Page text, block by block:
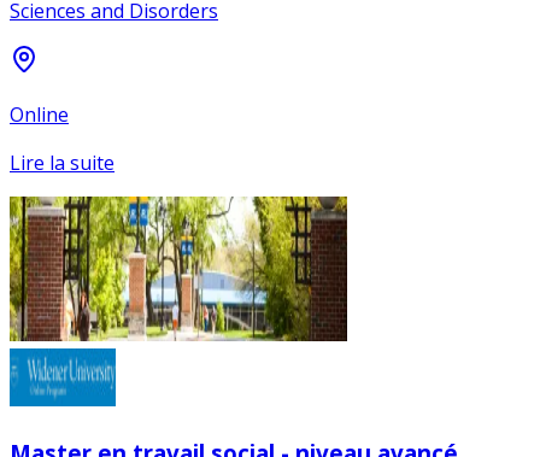
Sciences and Disorders
Online
Lire la suite